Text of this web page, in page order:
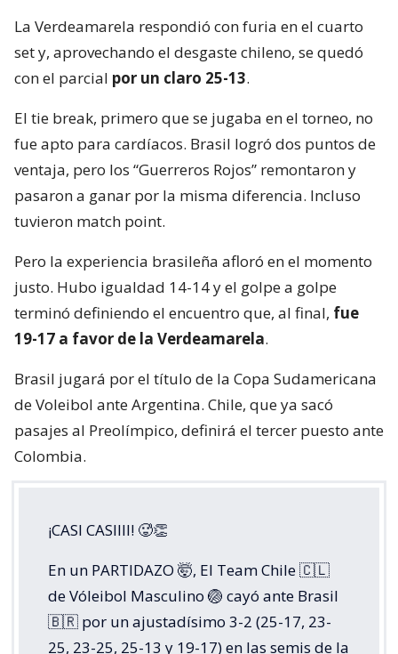
La Verdeamarela respondió con furia en el cuarto
set y, aprovechando el desgaste chileno, se quedó
con el parcial por un claro 25-13.
El tie break, primero que se jugaba en el torneo, no
fue apto para cardíacos. Brasil logró dos puntos de
ventaja, pero los “Guerreros Rojos” remontaron y
pasaron a ganar por la misma diferencia. Incluso
tuvieron match point.
Pero la experiencia brasileña afloró en el momento
justo. Hubo igualdad 14-14 y el golpe a golpe
terminó definiendo el encuentro que, al final, fue
19-17 a favor de la Verdeamarela.
Brasil jugará por el título de la Copa Sudamericana
de Voleibol ante Argentina. Chile, que ya sacó
pasajes al Preolímpico, definirá el tercer puesto ante
Colombia.
¡CASI CASIIII! 🥵👏
En un PARTIDAZO 🤯, El Team Chile 🇨🇱
de Vóleibol Masculino 🏐 cayó ante Brasil
🇧🇷 por un ajustadísimo 3-2 (25-17, 23-
25, 23-25, 25-13 y 19-17) en las semis de la